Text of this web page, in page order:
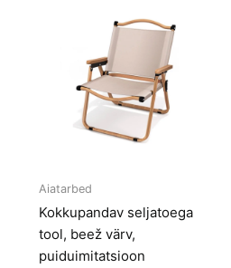
Aiatarbed
Kokkupandav seljatoega
tool, beež värv,
puiduimitatsioon